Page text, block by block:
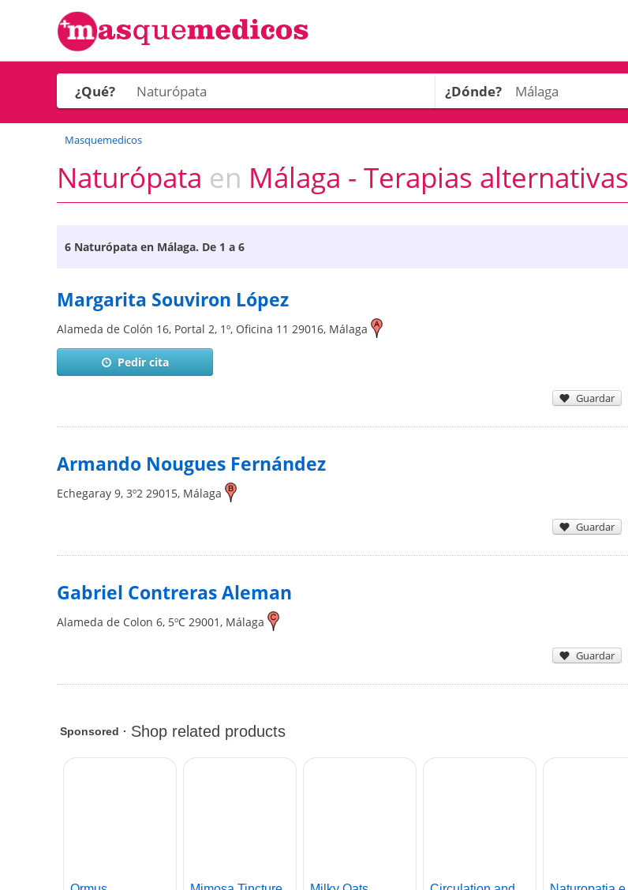
¿Qué? ¿Dónde?
Masquemedicos
Naturópata en Málaga - Terapias alternativas
6 Naturópata en Málaga. De 1 a 6
Margarita Souviron López
Alameda de Colón 16, Portal 2, 1º, Oficina 11 29016, Málaga
Pedir cita
Guardar
Armando Nougues Fernández
Echegaray 9, 3º2 29015, Málaga
Guardar
Gabriel Contreras Aleman
Alameda de Colon 6, 5ºC 29001, Málaga
Guardar